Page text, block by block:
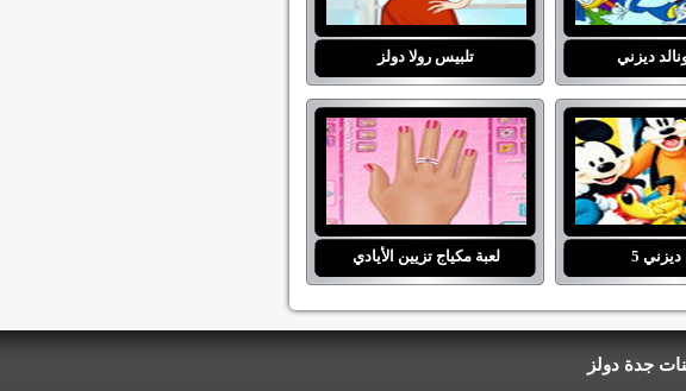
ديزني تلبيس رولا دولز
5 لعبة مكياج تزيين الأيادي